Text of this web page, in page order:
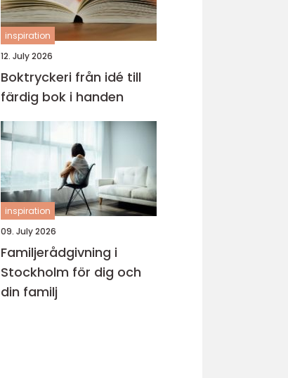
inspiration
12. July 2026
Boktryckeri från idé till
färdig bok i handen
inspiration
09. July 2026
Familjerådgivning i
Stockholm för dig och
din familj